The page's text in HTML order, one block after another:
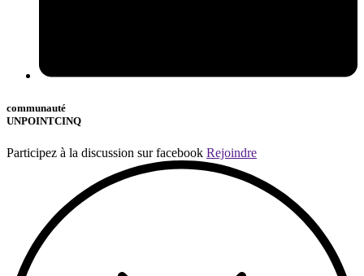
communauté
UNPOINTCINQ
Participez à la discussion sur facebook Rejoindre